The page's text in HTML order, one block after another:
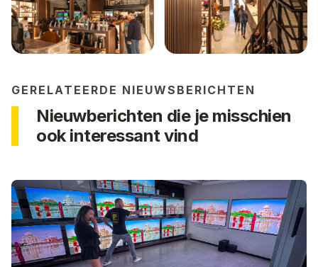
GERELATEERDE NIEUWSBERICHTEN
Nieuwberichten die je misschien
ook interessant vind